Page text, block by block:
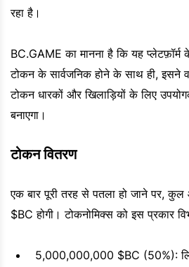
रहा है।
BC.GAME का मानना है कि यह
टोकन के सार्वजनिक होने के साथ ही, इसने
टोकन धारकों और खिलाड़ियों के लिए
बनाएगा।
टोकन वितरण
एक बार पूरी तरह से पतला हो जाने पर,
$BC होगी। टोकनोमिक्स को इस प्रकार
5,000,000,000 $BC (50%):